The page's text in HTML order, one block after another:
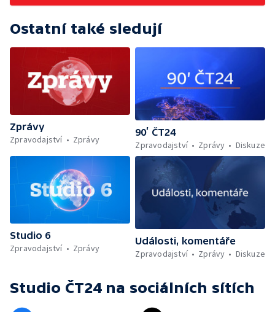
Ostatní také sledují
Zprávy
Zpravodajství
Zprávy
90’ ČT24
Zpravodajství
Zprávy Diskuze
Studio 6
Zpravodajství
Zprávy
Události, komentáře
Zpravodajství
Zprávy Diskuze
Studio ČT24 na sociálních sítích